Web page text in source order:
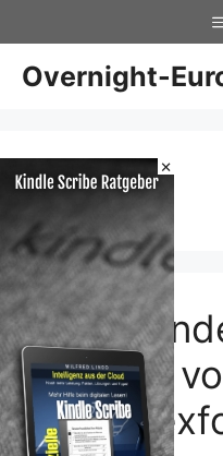
×
Inhalt
springen
Overnight-
Welt
ETF-
punktet
mit